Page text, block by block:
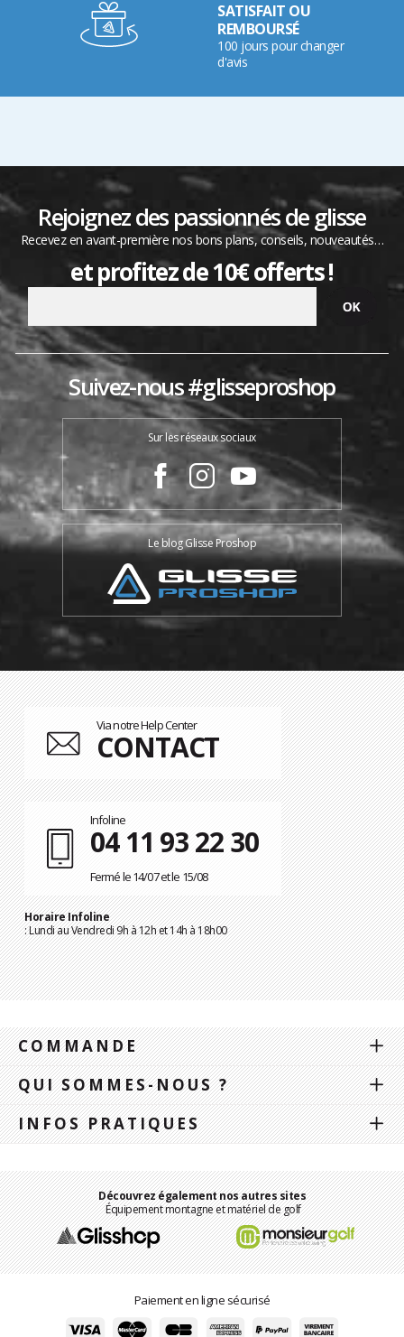
SATISFAIT OU
REMBOURSÉ
100 jours pour changer
d'avis
Rejoignez des passionnés de glisse
Recevez en avant-première nos bons plans, conseils, nouveautés…
et profitez de 10€ offerts !
Suivez-nous #glisseproshop
Sur les réseaux sociaux
Le blog Glisse Proshop
Via notre Help Center
CONTACT
Infoline
04 11 93 22 30
Fermé le 14/07 et le 15/08
Horaire Infoline
: Lundi au Vendredi 9h à 12h et 14h à 18h00
COMMANDE
QUI SOMMES-NOUS ?
INFOS PRATIQUES
Découvrez également nos autres sites
Équipement montagne et matériel de golf
Paiement en ligne sécurisé